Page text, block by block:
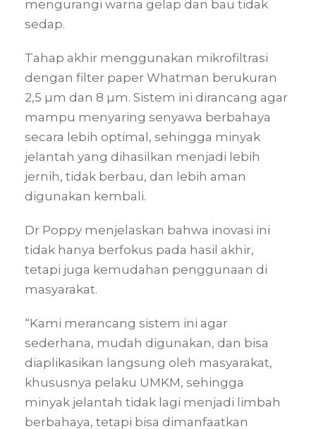
mengurangi warna gelap dan bau tidak
sedap.
Tahap akhir menggunakan mikrofiltrasi
dengan filter paper Whatman berukuran
2,5 µm dan 8 µm. Sistem ini dirancang agar
mampu menyaring senyawa berbahaya
secara lebih optimal, sehingga minyak
jelantah yang dihasilkan menjadi lebih
jernih, tidak berbau, dan lebih aman
digunakan kembali.
Dr Poppy menjelaskan bahwa inovasi ini
tidak hanya berfokus pada hasil akhir,
tetapi juga kemudahan penggunaan di
masyarakat.
“Kami merancang sistem ini agar
sederhana, mudah digunakan, dan bisa
diaplikasikan langsung oleh masyarakat,
khususnya pelaku UMKM, sehingga
minyak jelantah tidak lagi menjadi limbah
berbahaya, tetapi bisa dimanfaatkan